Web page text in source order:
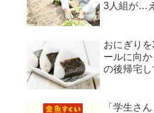
3人組が…
おにぎり
ールに向
の後帰宅
「学生さ